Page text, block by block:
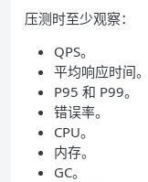
压测时至少观察：
QPS。
平均响应时间。
P95 和 P99。
错误率。
CPU。
内存。
GC。